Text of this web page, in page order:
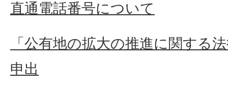
直通電話番号について
「公有地の拡大の推進に関する
申出